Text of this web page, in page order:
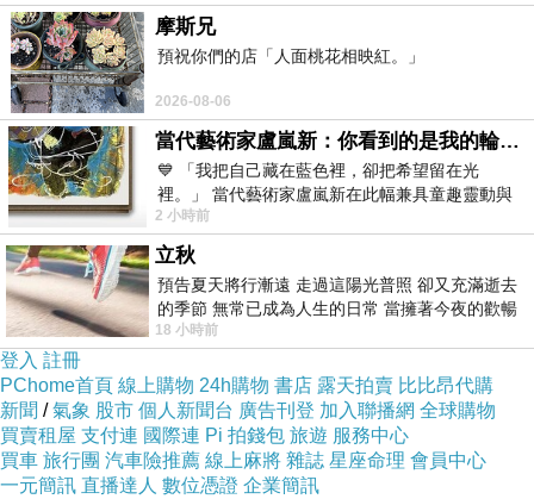
摩斯兄
預祝你們的店「人面桃花相映紅。」
2026-08-06
當代藝術家盧嵐新：你看到的是我的輪廓，還是你的故事？——藏在藍色裡的希望與光
💙 「我把自己藏在藍色裡，卻把希望留在光
裡。」 當代藝術家盧嵐新在此幅兼具童趣靈動與
抽象韻味的新作中，用湛藍的羽翼般色塊包覆著
2 小時前
立秋
預告夏天將行漸遠 走過這陽光普照 卻又充滿逝去
的季節 無常已成為人生的日常 當擁著今夜的歡暢
舒心 轉眼驟成昨日 而明晨 太陽
18 小時前
登入 註冊
PChome首頁 線上購物 24h購物 書店 露天拍賣 比比昂代購
新聞 /氣象 股市 個人新聞台 廣告刊登 加入聯播網 全球購物
買賣租屋 支付連 國際連 Pi 拍錢包 旅遊 服務中心
買車 旅行團 汽車險推薦 線上麻將 雜誌 星座命理 會員中心
一元簡訊 直播達人 數位憑證 企業簡訊